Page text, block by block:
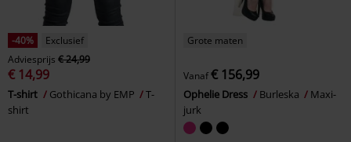
-40%
Exclusief
Adviesprijs € 24,99
€ 14,99
T-shirt Gothicana by EMP
T-
shirt
Grote maten
Vanaf€ 156,99
Ophelie Dress Burleska
Maxi-
jurk